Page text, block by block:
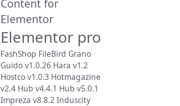
Content for
Elementor
Elementor pro
FashShop FileBird Grano
Guido v1.0.26 Hara v1.2
Hostco v1.0.3 Hotmagazine
v2.4 Hub v4.4.1 Hub v5.0.1
Impreza v8.8.2 Induscity